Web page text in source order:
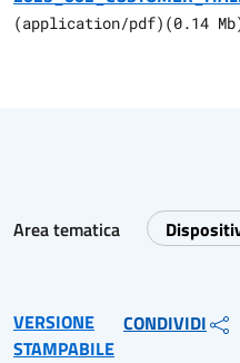
(application/pdf) (0.14
Area tematica
VERSIONE
STAMPABILE
CONDIVIDI